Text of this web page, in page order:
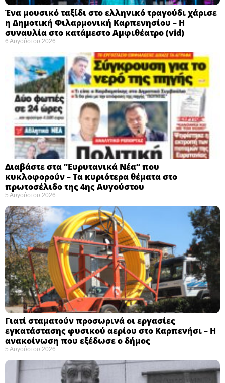
Ένα μουσικό ταξίδι στο ελληνικό τραγούδι χάρισε
η Δημοτική Φιλαρμονική Καρπενησίου – Η
συναυλία στο κατάμεστο Αμφιθέατρο (vid)
6 Αυγούστου 2026
Διαβάστε στα “Ευρυτανικά Νέα” που
κυκλοφορούν – Τα κυριότερα θέματα στο
πρωτοσέλιδο της 4ης Αυγούστου
5 Αυγούστου 2026
Γιατί σταματούν προσωρινά οι εργασίες
εγκατάστασης φυσικού αερίου στο Καρπενήσι – Η
ανακοίνωση που εξέδωσε ο δήμος
5 Αυγούστου 2026